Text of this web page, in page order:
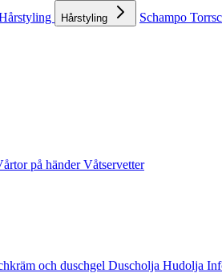
Hårstyling Schampo
på händerVåtservetter
och duschgel Duscholja Hudolja